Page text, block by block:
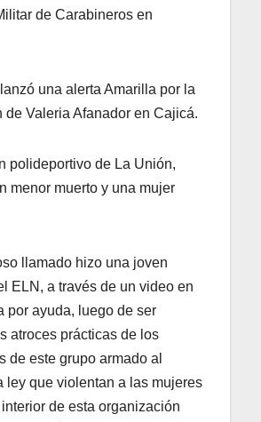
de Carabineros en
una alerta Amarilla por la
de Valeria Afanador en Cajicá.
polideportivo de La Unión,
menor muerto y una mujer
llamado hizo una joven
ELN, a través de un video en
por ayuda, luego de ser
atroces prácticas de los
de este grupo armado al
ley que violentan a las mujeres
de esta organización